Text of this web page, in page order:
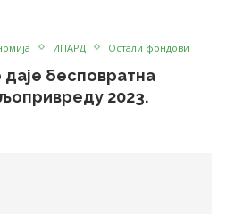
ИПАРД Остали фондови
бесповратна
2023.